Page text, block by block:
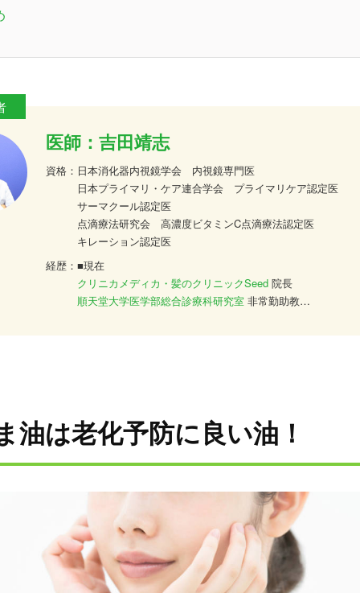
医師：吉田靖志
資格： 日本消化器内視鏡学会 内視鏡専門医
日本プライマリ・ケア連合学会 プライマリケア認定医
サーマクール認定医
点滴療法研究会 高濃度ビタミンC点滴療法認定医
キレーション認定医
経歴： ■現在
クリニカメディカ・髪のクリニックSeed 院長
順天堂大学医学部総合診療科研究室 非常勤助教
平成25年 順天堂大学医学部附属順天堂医院総合診療科
平成25年 都内美容皮膚科 院長
平成29年クリニカメディカ・髪のクリニックSeed開院 現
大学の総合診療科で多くの患者さんを診る傍らで、予防医学
した様々なアンチエイジング療法を実施。
近年では美容皮膚科の治療にも取り組み、体の内側だけでな
も治療することでトータルアンチエイジングを目指している
＜所属学会＞
は老化予防に良い油！